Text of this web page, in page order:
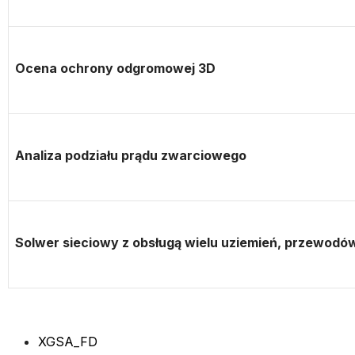
Ocena ochrony odgromowej 3D
Analiza podziału prądu zwarciowego
Solwer sieciowy z obsługą wielu uziemień,
XGSA_FD